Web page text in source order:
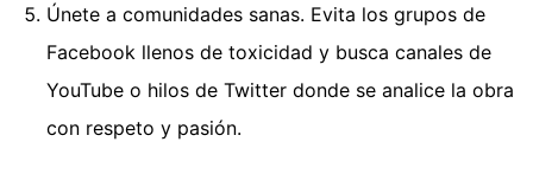
Únete a comunidades sanas. Evita los grupos de
Facebook llenos de toxicidad y busca canales de
YouTube o hilos de Twitter donde se analice la obra
con respeto y pasión.